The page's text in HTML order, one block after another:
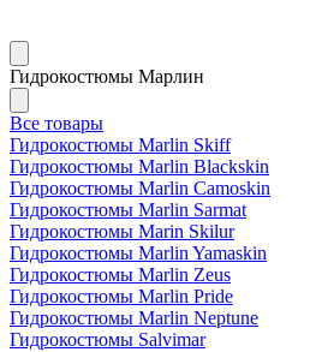
Гидрокостюмы Марлин
Все товары
Гидрокостюмы Marlin Skiff
Гидрокостюмы Marlin Blackskin
Гидрокостюмы Marlin Camoskin
Гидрокостюмы Marlin Sarmat
Гидрокостюмы Marin Skilur
Гидрокостюмы Marlin Yamaskin
Гидрокостюмы Marlin Zeus
Гидрокостюмы Marlin Pride
Гидрокостюмы Marlin Neptune
Гидрокостюмы Salvimar